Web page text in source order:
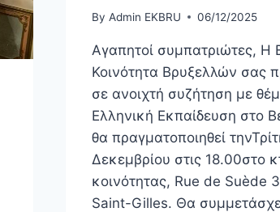
By Admin EKBRU 06/12/2025
Αγαπητοί συμπατριώτες, Η
Κοινότητα Βρυξελλών σας
σε ανοιχτή συζήτηση με
Ελληνική Εκπαίδευση στο
θα πραγματοποιηθεί
Δεκεμβρίου στις 18.00στο
κοινότητας, Rue de Suède
Saint-Gilles. Θα